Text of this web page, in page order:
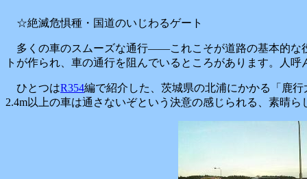
☆絶滅危惧種・国道のいじわるゲート
多くの車のスムーズな通行――これこそが道路の基本的な
トが作られ、車の通行を阻んでいるところがあります。人
ひとつはR354編で紹介した、茨城県の北浦にかかる「鹿
2.4m以上の車は通さないぞという決意の感じられる、素晴